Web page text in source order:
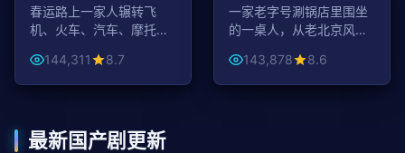
春运路上一家人辗转飞
机、火车、汽车、摩托，
易。144,311 8.7
一家老字号涮锅店里围坐
的一桌人，从老北京风味
又辛辣。
143,878 8.6
最新国产剧更新